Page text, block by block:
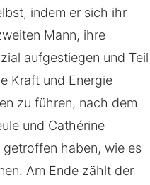
indem er sich ihr
Mann, ihre
aufgestiegen und Teil
Kraft und Energie
zu führen, nach dem
und Cathérine
haben, wie es
Am Ende zählt der